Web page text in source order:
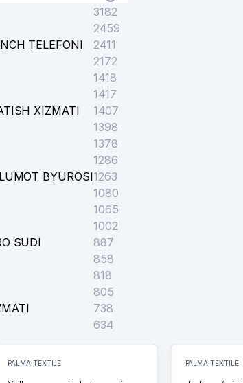
KORXONASI
3182
2459
TELEFONI
2411
2172
1418
1417
XIZMATI
1407
1398
1378
1286
BYUROSI1263
1080
1065
1002
SUDI
887
858
818
805
738
634
PALMA TEXTILE PALMA TEXTILE